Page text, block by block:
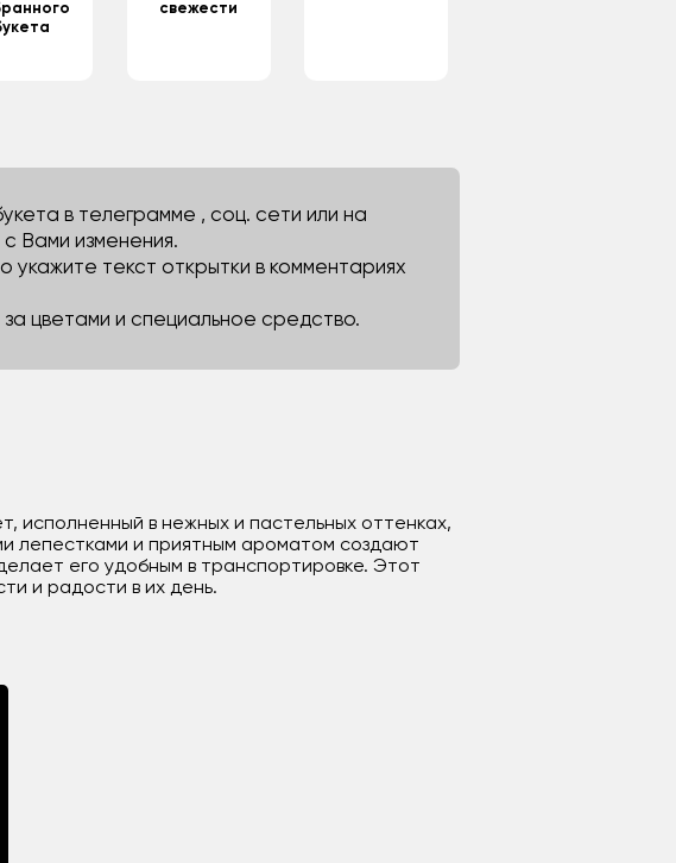
свежести
в телеграмме , соц. сети или на
Вами изменения.
текст открытки в комментариях
цветами и специальное средство.
исполненный в нежных и пастельных оттенках,
лепестками и приятным ароматом создают
его удобным в транспортировке. Этот
и радости в их день.